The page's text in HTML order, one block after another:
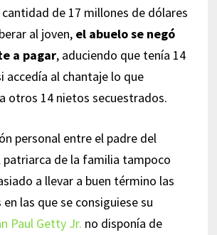
de 17 millones de dólares
al joven, el abuelo se negó
a pagar, aduciendo que tenía 14
accedía al chantaje lo que
otros 14 nietos secuestrados.
personal entre el padre del
patriarca de la familia tampoco
a llevar a buen término las
las que se consiguiese su
Paul Getty Jr. no disponía de